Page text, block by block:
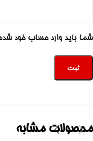
شما باید وارد حساب خود شده
محصولات مشابه